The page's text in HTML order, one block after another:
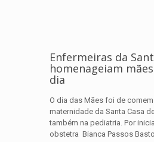
Enfermeiras da
homenageiam
dia
O dia das Mães foi de
maternidade da Santa Casa
também na pediatria. Por
obstetra Bianca Passos